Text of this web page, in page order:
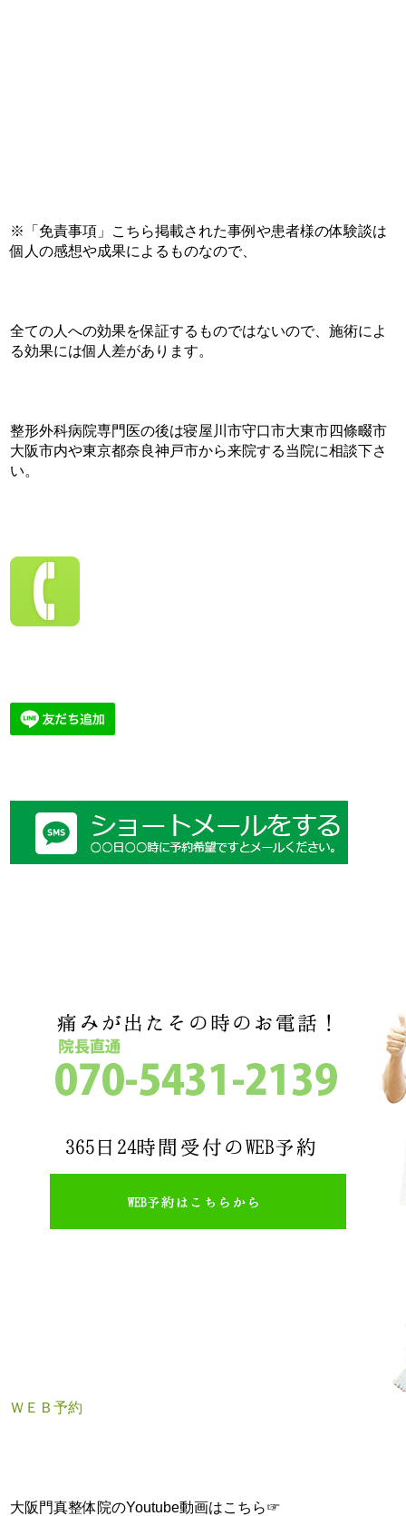
※「免責事項」こちら掲載された事例や患者様の体験談は
個人の感想や成果によるものなので、
全ての人への効果を保証するものではないので、施術によ
る効果には個人差があります。
整形外科病院専門医の後は寝屋川市守口市大東市四條畷市
大阪市内や東京都奈良神戸市から来院する当院に相談下さ
い。
ＷＥＢ予約
大阪門真整体院のYoutube動画はこちら☞